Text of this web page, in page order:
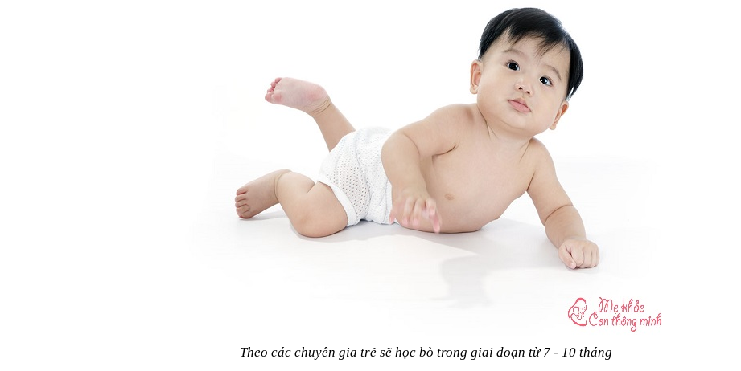
Theo các chuyên gia trẻ sẽ học bò trong giai đoạn từ 7 - 10 tháng